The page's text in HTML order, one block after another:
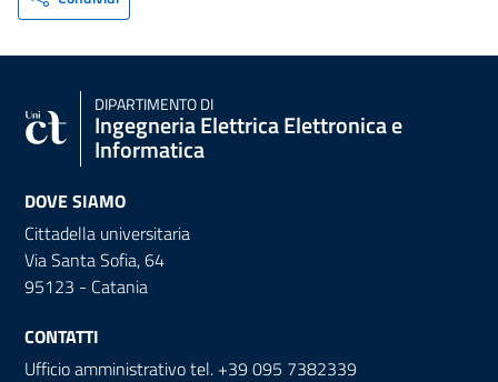
DIPARTIMENTO DI
Ingegneria Elettrica Elettronica e
Informatica
DOVE SIAMO
Cittadella universitaria
Via Santa Sofia, 64
95123 - Catania
CONTATTI
Ufficio amministrativo tel. +39 095 7382339